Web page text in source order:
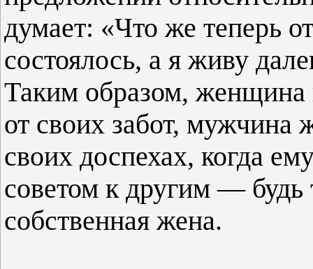
думает: «Что же теперь
состоялось, а я живу
Таким образом, женщина
от своих забот, мужчина
своих доспехах, когда
советом к другим — будь
собственная жена.